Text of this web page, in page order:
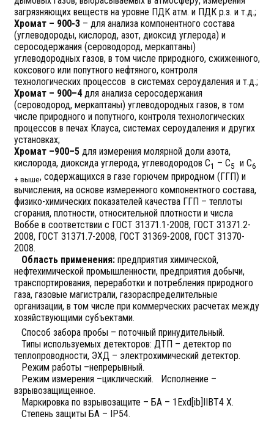
загрязняющих веществ на уровне ПДК атм. и ПДК р.з. и т.д.;
Хромат – 900-3– для анализа компонентного состава
(углеводороды, кислород, азот, диоксид углерода) и
серосодержания (сероводород, меркаптаны)
углеводородных газов, в том числе природного, сжиженного,
коксового или попутного нефтяного, контроля
технологических процессов в системах сероудаления и т.д.;
Хромат – 900–4для анализа серосодержания
(сероводород, меркаптаны) углеводородных газов, в том
числе природного и попутного, контроля технологических
процессов в печах Клауса, системах сероудаления и других
установках;
Хромат –900–5для измерения молярной доли азота,
кислорода, диоксида углерода, углеводородов С1 – С5 и С6
+ выше, содержащихся в газе горючем природном (ГГП) и
вычисления, на основе измеренного компонентного состава,
физико-химических показателей качества ГГП – теплоты
сгорания, плотности, относительной плотности и числа
Воббе в соответствии с ГОСТ 31371.1-2008, ГОСТ 31371.2-
2008, ГОСТ 31371.7-2008, ГОСТ 31369-2008, ГОСТ 31370-
2008.
Область применения:предприятия химической,
нефтехимической промышленности, предприятия добычи,
транспортирования, переработки и потребления природного
газа, газовые магистрали, газораспределительные
организации, в том числе при коммерческих расчетах между
хозяйствующими субъектами.
Способ забора пробы – поточный принудительный.
Типы используемых детекторов: ДТП – детектор по
теплопроводности, ЭХД – электрохимический детектор.
Режим работы –непрерывный.
Режим измерения –циклический. Исполнение –
взрывозащищенное.
Маркировка по взрывозащите – БА – 1Exd[ib]IIBT4 X.
Степень защиты БА – IP54.